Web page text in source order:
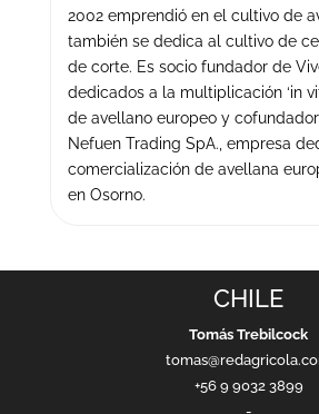
2002 emprendió en el cultivo de
también se dedica al cultivo de
de corte. Es socio fundador de
dedicados a la multiplicación ‘in
de avellano europeo y
Nefuen Trading SpA., empresa
comercialización de avellana
en Osorno.
CHILE
Tomás Trebilcock
+56 9 9032 3899